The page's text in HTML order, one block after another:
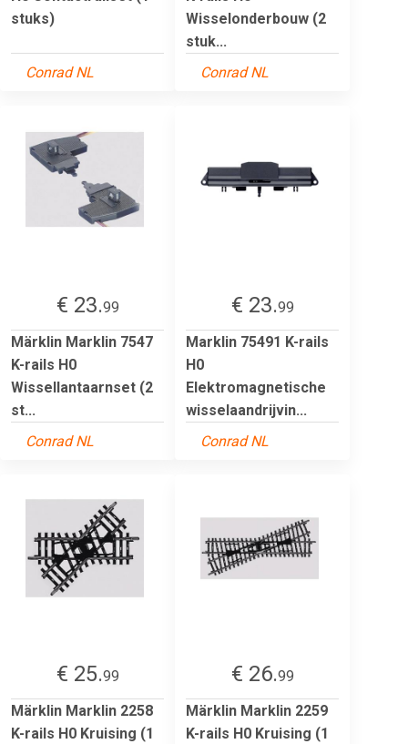
stuks)
Conrad NL
Wisselonderbouw (2
stuk...
Conrad NL
€ 23.99
Märklin Marklin 7547
K-rails H0
Wissellantaarnset (2
st...
Conrad NL
€ 23.99
Marklin 75491 K-rails
H0
Elektromagnetische
wisselaandrijvin...
Conrad NL
€ 25.99
Märklin Marklin 2258
K-rails H0 Kruising (1
€ 26.99
Märklin Marklin 2259
K-rails H0 Kruising (1